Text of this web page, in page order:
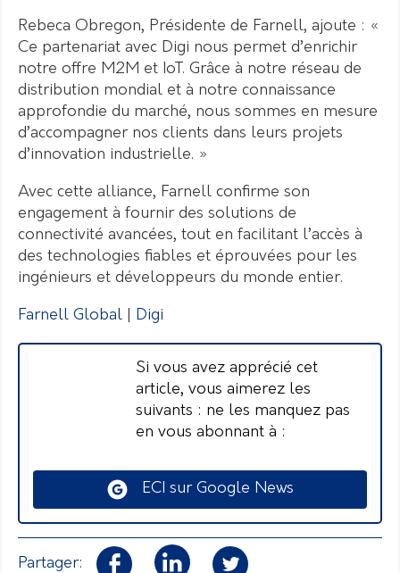
Rebeca Obregon, Présidente de Farnell, ajoute : «
Ce partenariat avec Digi nous permet d’enrichir
notre offre M2M et IoT. Grâce à notre réseau de
distribution mondial et à notre connaissance
approfondie du marché, nous sommes en mesure
d’accompagner nos clients dans leurs projets
d’innovation industrielle. »
Avec cette alliance, Farnell confirme son
engagement à fournir des solutions de
connectivité avancées, tout en facilitant l’accès à
des technologies fiables et éprouvées pour les
ingénieurs et développeurs du monde entier.
Farnell Global Digi
Si vous avez apprécié cet
article, vous aimerez les
suivants : ne les manquez pas
en vous abonnant à :
ECI sur Google News
Partager: